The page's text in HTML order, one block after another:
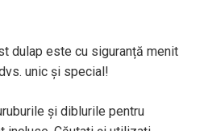
dulap este cu siguranță menit
unic și special!
și diblurile pentru